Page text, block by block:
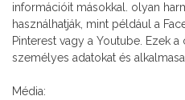
információit másokkal. olyan
használhatják, mint például a
Pinterest vagy a Youtube. Ezek
személyes adatokat és
Média: